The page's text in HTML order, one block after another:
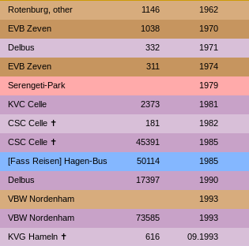
Rotenburg, other 1146 1962
EVB Zeven 1038 1970
Delbus 332 1971
EVB Zeven 311 1974
Serengeti-Park 1979
KVC Celle 2373 1981
CSC Celle ✝ 181 1982
CSC Celle ✝ 45391 1985
[Fass Reisen] Hagen-Bus 50114 1985
Delbus 17397 1990
VBW Nordenham 1993
VBW Nordenham 73585 1993
KVG Hameln ✝ 616 09.1993